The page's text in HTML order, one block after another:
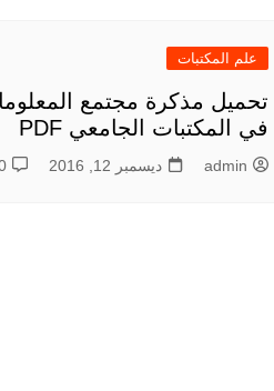
علم المكتبات
تحميل مذكرة مجتمع
في المكتبات الجامعي PDF
admin ديسمبر 12, 2016